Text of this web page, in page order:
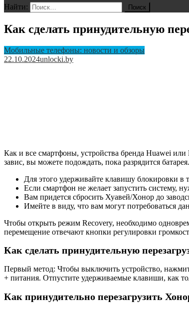
Найти:
Как сделать принудительную
Мобильные телефоны: новости и обзоры
22.10.2024unlocki.by
Как и все смартфоны, устройства бренда Huawei
завис, вы можете подождать, пока разрядится
Для этого удерживайте клавишу блокировки в
Если смартфон не желает запустить систему,
Вам придется сбросить Хуавей/Хонор до
Имейте в виду, что вам могут потребоваться
Чтобы открыть режим Recovery, необходимо
перемещение отвечают кнопки регулировки
Как сделать принудительную
Первый метод: Чтобы выключить устройство,
+ питания. Отпустите удерживаемые клавиши, как
Как принудительно перезагрузить